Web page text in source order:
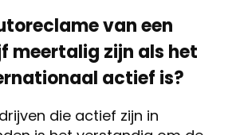
van een
meertalig zijn als het
actief is?
die actief zijn in